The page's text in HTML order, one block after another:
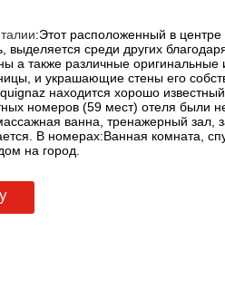
:Этот расположенный в
выделяется среди других
а также различные
и украшающие стены его
находится хорошо
номеров (59 мест) отеля были
ванна, тренажерный
В номерах:Ванная комната,
на город.